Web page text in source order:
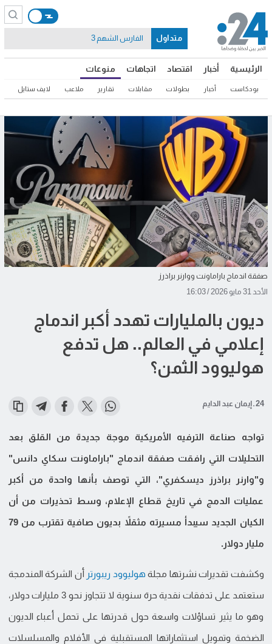
الرئيسية أخبار اقتصاد اتجاهات منوعات
بودكاست أخبار بطولات مقابلات تقارير ملاعب لايف ستايل
متداول الفارس الشهم 3
صفقة اندماج باراماونت ووارنر براذرز
الأحد 31 مايو 2026 / 16:03
ديون بالمليارات تهدد أكبر اندماج
إعلامي في العالم.. هل تدفع
هوليوود الثمن؟
24 ـ إيمان عبد الدايم
تواجه صناعة الترفيه الأمريكية موجة جديدة من القلق بعد
التحليلات التي رافقت صفقة اندماج "باراماونت سكاي دانس"
و"وارنر براذرز ديسكفري"، التي توصف بأنها واحدة من أكبر
عمليات الدمج في تاريخ قطاع الإعلام، وسط تحذيرات من أن
الكيان الجديد سيبدأ مسيرته مثقلاً بديون صافية تقترب من 79
مليار دولار.
وكشفت تقديرات نشرتها مجلة هوليوود ريبورتر أن الشركة المندمجة
ستعتمد على تدفقات نقدية حرة سنوية لا تتجاوز نحو 3 مليارات دولار،
وهو ما يثير تساؤلات واسعة حول قدرتها على تحمل أعباء الديون
الضخمة وتمويل استثماراتها المستقبلية في الأفلام والمسلسلات